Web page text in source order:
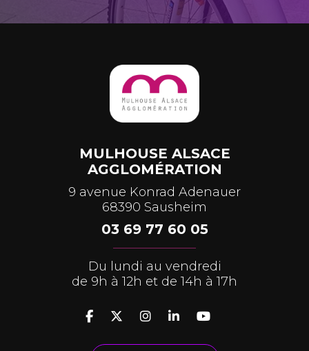
MULHOUSE ALSACE
AGGLOMÉRATION
9 avenue Konrad Adenauer
68390 Sausheim
03 69 77 60 05
Du lundi au vendredi
de 9h à 12h et de 14h à 17h